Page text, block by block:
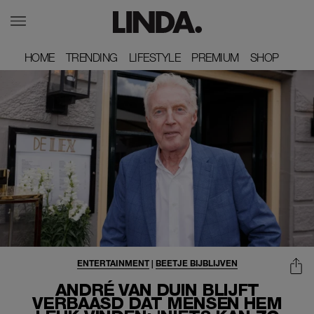
HOME
HOME TRENDING
TRENDING LIFESTYLE
LIFESTYLE PREMIUM
PREMIUM SHOP
SHOP
ANDRÉ VAN DUIN BLIJFT
VERBAASD DAT MENSEN HEM
ENTERTAINMENT| BEETJE BIJBLIJVEN